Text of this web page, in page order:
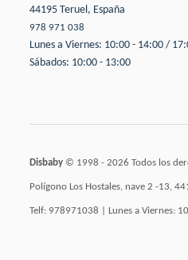
44195 Teruel, España
978 971 038
Lunes a Viernes: 10:00 - 14:00 /
Sábados: 10:00 - 13:00
Disbaby © 1998 - 2026 Todos los
Polígono Los Hostales, nave 2 -13,
Telf: 978971038 | Lunes a Viernes: